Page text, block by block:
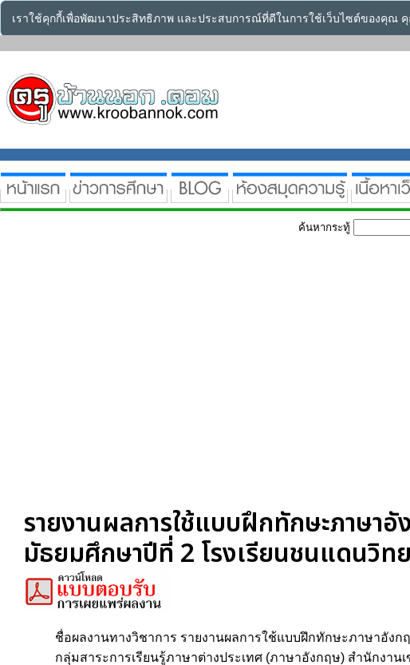
เราใช้คุกกี้เพื่อพัฒนาประสิทธิภาพ และประสบการณ์ที่ดีในการใช้เว็บไซต์ของคุณ
ค้นหากระทู้
รายงานผลการใช้แบบฝึกทักษะภาษา
มัธยมศึกษาปีที่ 2 โรงเรียนชนแดนวิท
ชื่อผลงานทางวิชาการ รายงานผลการใช้แบบฝึกทักษะภาษาอัง
กลุ่มสาระการเรียนรู้ภาษาต่างประเทศ (ภาษาอังกฤษ) สำนักงา